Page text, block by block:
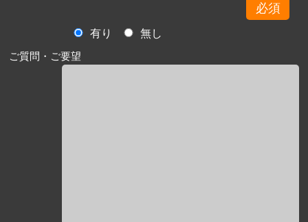
必須
有り
無し
ご質問・ご要望